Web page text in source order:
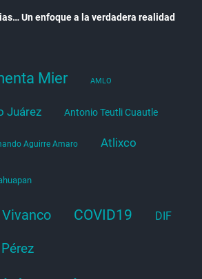
Un enfoque a la verdadera realidad
Mier AMLO
Juárez Antonio Teutli Cuautle
Aguirre Amaro Atlixco
COVID19 DIF